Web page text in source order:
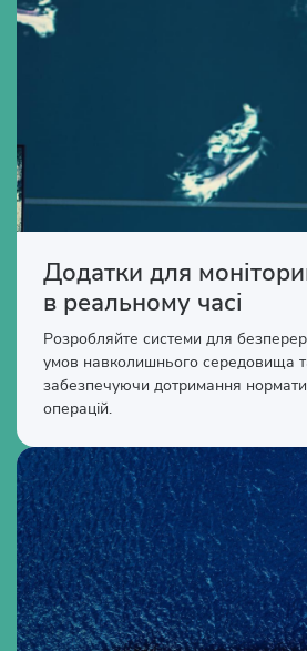
Додатки для
в реальному часі
Розробляйте системи для
умов навколишнього середовища
забезпечуючи дотримання
операцій.